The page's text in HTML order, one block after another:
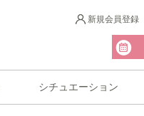
新規会員登録
シチュエーション